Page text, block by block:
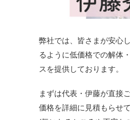
弊社では、皆さまが安心
るように低価格での解体
スを提供しております。
まずは代表・伊藤が直接
価格を詳細に見積もらせ